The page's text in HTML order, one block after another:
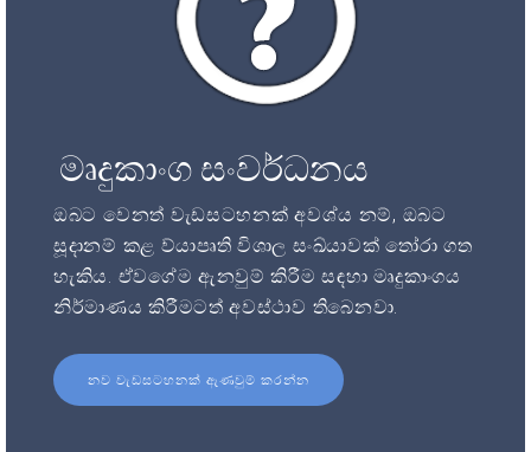
මෘදුකාංග සංවර්ධනය
ඔබට වෙනත් වැඩසටහනක් අවශ්ය නම්, ඔබට
සූදානම් කළ ව්යාපෘති විශාල සංඛ්යාවක් තෝරා ගත
හැකිය. ඒවගේම ඇනවුම් කිරීම සඳහා මෘදුකාංගය
නිර්මාණය කිරීමටත් අවස්ථාව තිබෙනවා.
නව වැඩසටහනක් ඇණවුම් කරන්න